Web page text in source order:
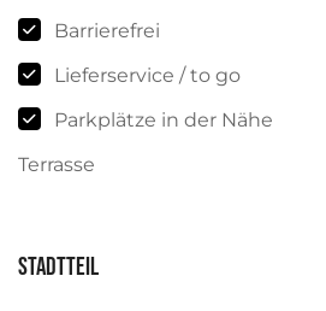
Barrierefrei
Lieferservice / to go
Parkplätze in der Nähe
Terrasse
Stadtteil